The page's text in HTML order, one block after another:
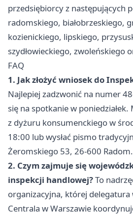
przedsiębiorcy z następujących
radomskiego, białobrzeskiego,
kozienickiego, lipskiego,
szydłowieckiego, zwoleńskiego
FAQ
1. Jak złożyć wniosek do
Najlepiej zadzwonić na numer
się na spotkanie w
z dyżuru konsumenckiego w
18:00 lub wysłać pismo
Żeromskiego 53, 26-600 Radom.
2. Czym zajmuje się
inspekcji handlowej?To
organizacyjna, której delegatura
Centrala w Warszawie